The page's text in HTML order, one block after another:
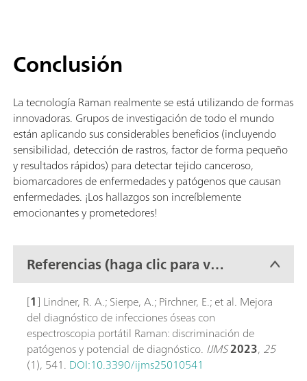
Conclusión
La tecnología Raman realmente se está utilizando de formas
innovadoras. Grupos de investigación de todo el mundo
están aplicando sus considerables beneficios (incluyendo
sensibilidad, detección de rastros, factor de forma pequeño
y resultados rápidos) para detectar tejido canceroso,
biomarcadores de enfermedades y patógenos que causan
enfermedades. ¡Los hallazgos son increíblemente
emocionantes y prometedores!
Referencias (haga clic para ver
la lista completa)
[1] Lindner, R. A.; Sierpe, A.; Pirchner, E.; et al. Mejora
del diagnóstico de infecciones óseas con
espectroscopia portátil Raman: discriminación de
patógenos y potencial de diagnóstico. IJMS2023, 25
(1), 541. DOI:10.3390/ijms25010541